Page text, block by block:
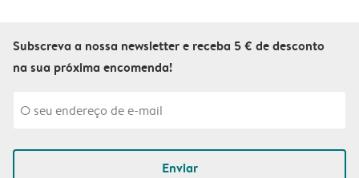
Subscreva a nossa newsletter e receba 5 € de desconto
na sua próxima encomenda!
Enviar